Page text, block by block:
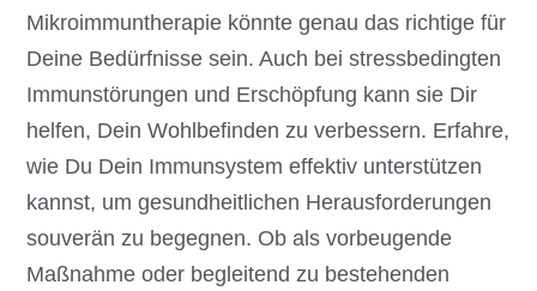
Mikroimmuntherapie könnte genau das richtige für
Deine Bedürfnisse sein. Auch bei stressbedingten
Immunstörungen und Erschöpfung kann sie Dir
helfen, Dein Wohlbefinden zu verbessern. Erfahre,
wie Du Dein Immunsystem effektiv unterstützen
kannst, um gesundheitlichen Herausforderungen
souverän zu begegnen. Ob als vorbeugende
Maßnahme oder begleitend zu bestehenden